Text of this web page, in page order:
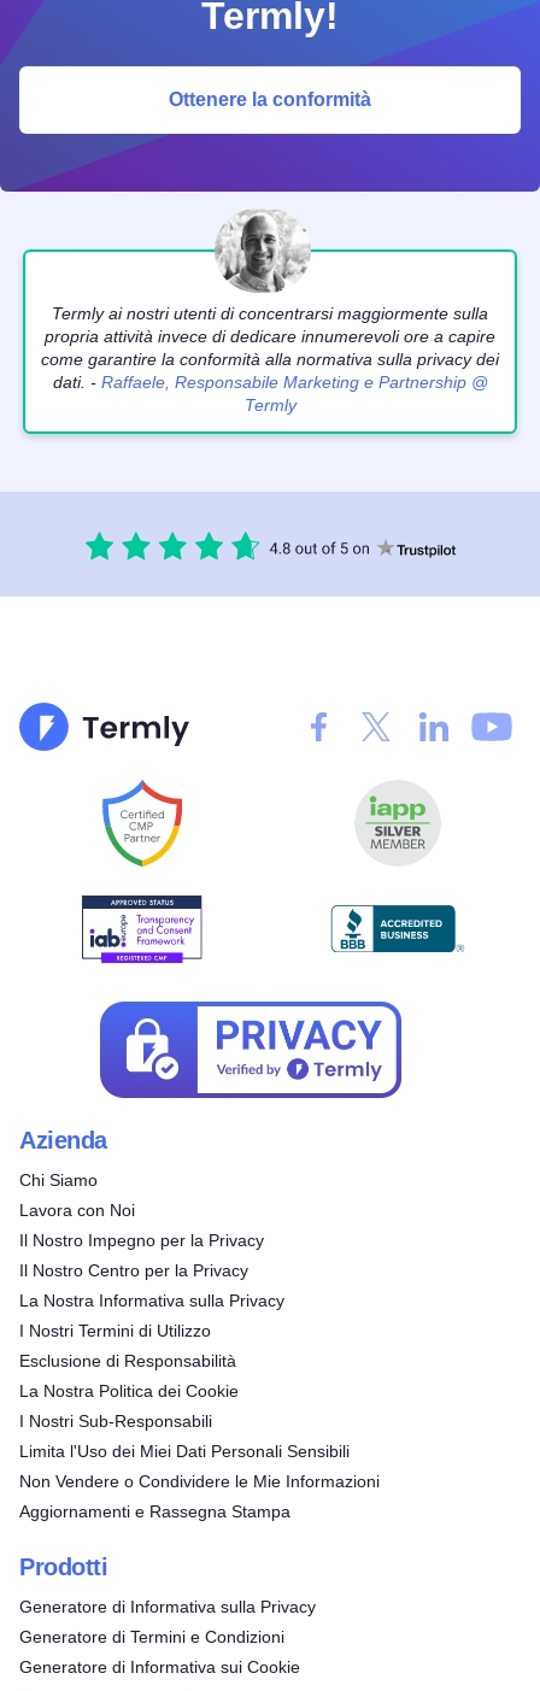
Termly!
Ottenere la conformità
Termly ai nostri utenti di concentrarsi maggiormente sulla
propria attività invece di dedicare innumerevoli ore a capire
come garantire la conformità alla normativa sulla privacy dei
dati. - Raffaele, Responsabile Marketing e Partnership @
Termly
Azienda
Chi Siamo
Lavora con Noi
Il Nostro Impegno per la Privacy
Il Nostro Centro per la Privacy
La Nostra Informativa sulla Privacy
I Nostri Termini di Utilizzo
Esclusione di Responsabilità
La Nostra Politica dei Cookie
I Nostri Sub-Responsabili
Limita l'Uso dei Miei Dati Personali Sensibili
Non Vendere o Condividere le Mie Informazioni
Aggiornamenti e Rassegna Stampa
Prodotti
Generatore di Informativa sulla Privacy
Generatore di Termini e Condizioni
Generatore di Informativa sui Cookie